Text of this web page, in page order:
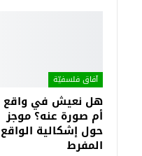
آفاق فلسفيّة‎
هل نعيش في واقع
أم صورة عنه؟ موجز
حول إشكالية الواقع
المفرط